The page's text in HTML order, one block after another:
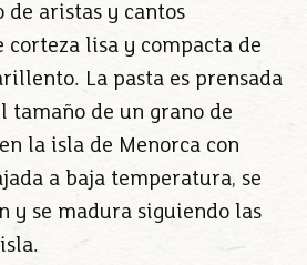
de aristas y cantos
corteza lisa y compacta de
La pasta es prensada
tamaño de un grano de
la isla de Menorca con
a baja temperatura, se
y se madura siguiendo las